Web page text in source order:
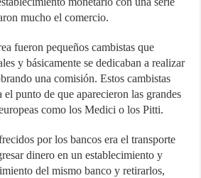
mucho el comercio.
fueron pequeños cambistas que
y básicamente se dedicaban a realizar
una comisión. Estos cambistas
el punto de que aparecieron las grandes
como los Medici o los Pitti.
por los bancos era el transporte
dinero en un establecimiento y
del mismo banco y retirarlos,